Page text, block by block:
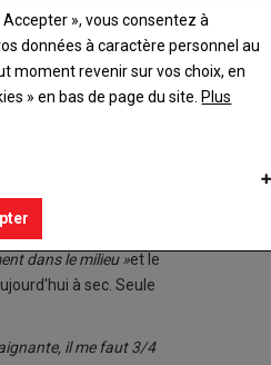
il transporte
d'eau tous les jours
en partie, dans le
dans le milieu »et le
à sec. Seule
il me faut 3/4
», vous consentez à
données à caractère personnel au
moment revenir sur vos choix, en
» en bas de page du site. Plus